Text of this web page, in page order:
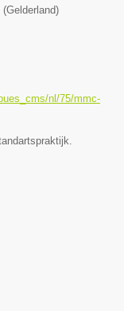
(Gelderland)
nl/75/mmc-